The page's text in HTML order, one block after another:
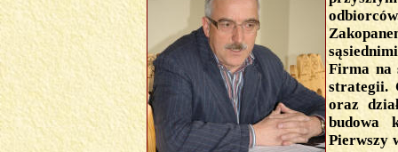
Firma na
strategii.
oraz
budowa
Pierwszy